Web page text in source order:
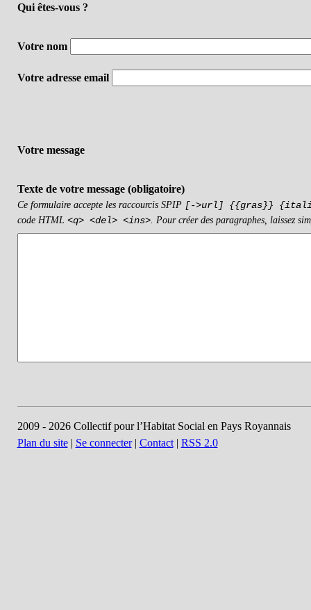
Qui êtes-vous ?
Votre nom
Votre adresse email
Votre message
Texte de votre message (obligatoire)
Ce formulaire accepte les raccourcis SPIP [->url] {{gras}}
code HTML <q> <del> <ins>. Pour créer des paragraphes, laissez
2009 - 2026 Collectif pour l’Habitat Social en Pays Royannais
Plan du site| Se connecter| Contact| RSS 2.0